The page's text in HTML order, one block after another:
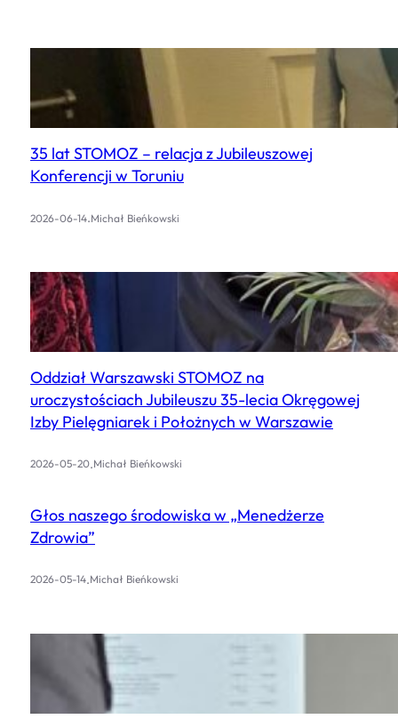
35 lat STOMOZ – relacja z Jubileuszowej
Konferencji w Toruniu
2026-06-14.Michał Bieńkowski
Oddział Warszawski STOMOZ na
uroczystościach Jubileuszu 35-lecia Okręgowej
Izby Pielęgniarek i Położnych w Warszawie
2026-05-20.Michał Bieńkowski
Głos naszego środowiska w „Menedżerze
Zdrowia”
2026-05-14.Michał Bieńkowski